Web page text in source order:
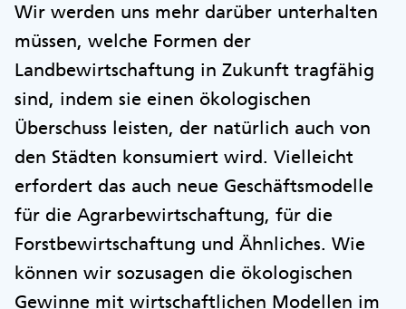
Wir werden uns mehr darüber unterhalten
müssen, welche Formen der
Landbewirtschaftung in Zukunft tragfähig
sind, indem sie einen ökologischen
Überschuss leisten, der natürlich auch von
den Städten konsumiert wird. Vielleicht
erfordert das auch neue Geschäftsmodelle
für die Agrarbewirtschaftung, für die
Forstbewirtschaftung und Ähnliches. Wie
können wir sozusagen die ökologischen
Gewinne mit wirtschaftlichen Modellen im